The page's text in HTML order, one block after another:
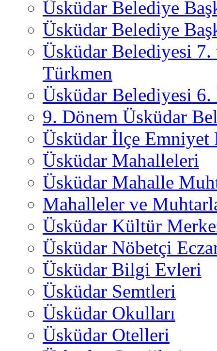
Üsküdar Belediye
Üsküdar Belediye
Üsküdar Belediyesi
Türkmen
Üsküdar Belediyesi 6.
9. Dönem Üsküdar
Üsküdar İlçe
Üsküdar Mahalleleri
Üsküdar Mahalle
Mahalleler ve
Üsküdar Kültür
Üsküdar Nöbetçi
Üsküdar Bilgi Evleri
Üsküdar Semtleri
Üsküdar Okulları
Üsküdar Otelleri